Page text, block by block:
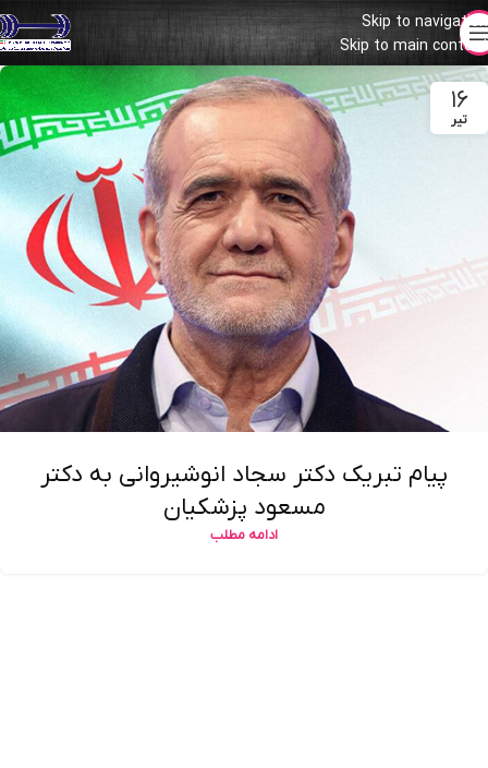
Skip to navigation
Skip to main content
۱۶
تیر
پیام تبریک دکتر سجاد انوشیروانی به دکتر
مسعود پزشکیان
ادامه مطلب